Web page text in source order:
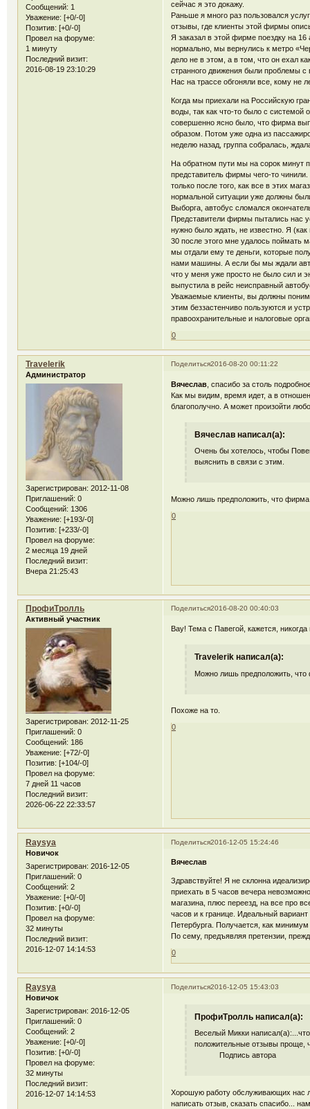
Сообщений: 1
Уважение: [+0/-0]
Позитив: [+0/-0]
Провел на форуме:
1 минуту
Последний визит:
2016-08-19 23:10:29
сейчас я это докажу.
Раньше я много раз пользовался
отзывы, где клиенты этой фирмы
Я заказал в этой фирме поездку на
нормально, мы вернулись к метро
дело не в этом, а в том, что он ехал
странного движения были проблемы с
Нас на трассе обгоняли все, кому не
Когда мы приехали на Российскую
воды, так как что-то было с системой
совершенно ясно было, что фирма
образом. Потом уже одна из
неделю назад, группа собралась,
На обратном пути мы на сорок минут
представитель фирмы чего-то
только после того, как все в этих
нормальной ситуации уже должны
Выборга, автобус сломался
Представители фирмы пытались нас
нужно было ждать, не известно. Я
30 после этого мне удалось поймать
мы отдали ему те деньги, которые
нами машины. А если бы мы ждали
что у меня уже просто не было сил и
выпустила в рейс неисправный
Уважаемые клиенты, вы должны
этим беззастенчиво пользуются и
правоохранительные и налоговые
0
Поделиться2016-08-20 00:11:22
Travelerik
Администратор
Зарегистрирован: 2012-11-08
Приглашений: 0
Сообщений: 1306
Уважение: [+193/-0]
Позитив: [+233/-0]
Провел на форуме:
2 месяца 19 дней
Последний визит:
Вчера 21:25:43
Вячеслав , спасибо за столь
Как мы видим, время идет, а в
благополучно. А может произойти
Вячеслав написал(а):
Очень бы хотелось, чтобы
выяснить в связи с этим.
Можно лишь предположить, что фирма
0
Поделиться2016-08-20 00:40:03
ПрофиТролль
Активный участник
Зарегистрирован: 2012-11-25
Приглашений: 0
Сообщений: 186
Уважение: [+72/-0]
Позитив: [+104/-0]
Провел на форуме:
7 дней 11 часов
Последний визит:
2026-06-22 22:33:57
Вау! Тема с Павегой, кажется,
Travelerik написал(а):
Можно лишь предположить, что
Похоже на то.
0
Поделиться2016-12-05 15:24:46
Raysya
Новичок
Зарегистрирован: 2016-12-05
Приглашений: 0
Сообщений: 2
Уважение: [+0/-0]
Позитив: [+0/-0]
Провел на форуме:
32 минуты
Последний визит:
2016-12-07 14:14:53
Вячеслав
Здравствуйте! Я не склонна
приехать в 5 часов вечера
магазина, плюс переезд, на все про
часов и к границе. Идеальный
Петербурга. Получается, как
По сему, предъявляя претензии,
0
Поделиться2016-12-05 15:43:03
Raysya
Новичок
Зарегистрирован: 2016-12-05
Приглашений: 0
Сообщений: 2
Уважение: [+0/-0]
Позитив: [+0/-0]
Провел на форуме:
32 минуты
Последний визит:
2016-12-07 14:14:53
ПрофиТролль написал(а):
Веселый Микки
положительные отзывы проще,
Подпись автора
Хорошую работу обслуживающих нас
написать отзыв, сказать спасибо...